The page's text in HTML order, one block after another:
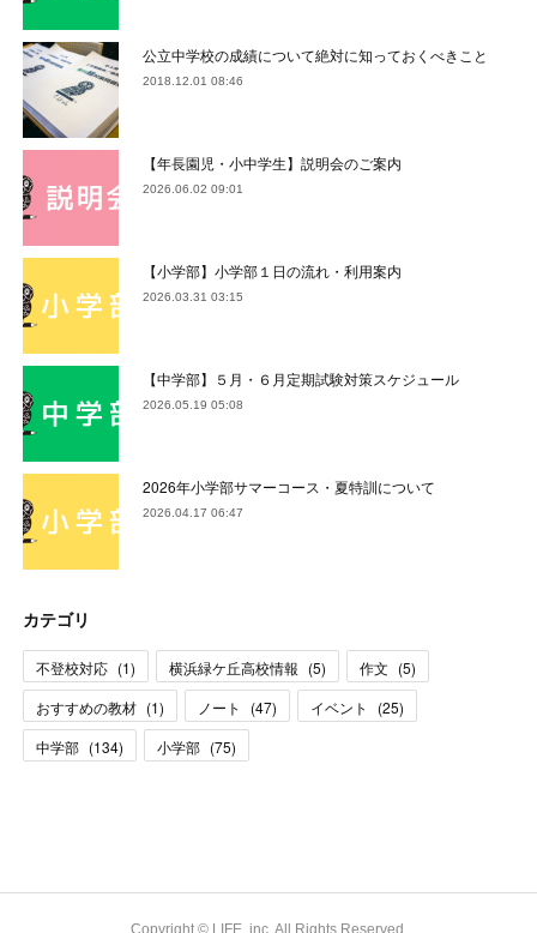
公立中学校の成績について絶対に知っておくべきこと
2018.12.01 08:46
【年長園児・小中学生】説明会のご案内
2026.06.02 09:01
【小学部】小学部１日の流れ・利用案内
2026.03.31 03:15
【中学部】５月・６月定期試験対策スケジュール
2026.05.19 05:08
2026年小学部サマーコース・夏特訓について
2026.04.17 06:47
カテゴリ
不登校対応 (1) 横浜緑ケ丘高校情報 (5) 作文 (5)
おすすめの教材 (1) ノート (47) イベント (25)
中学部 (134) 小学部 (75)
Copyright © LIFE, inc. All Rights Reserved.